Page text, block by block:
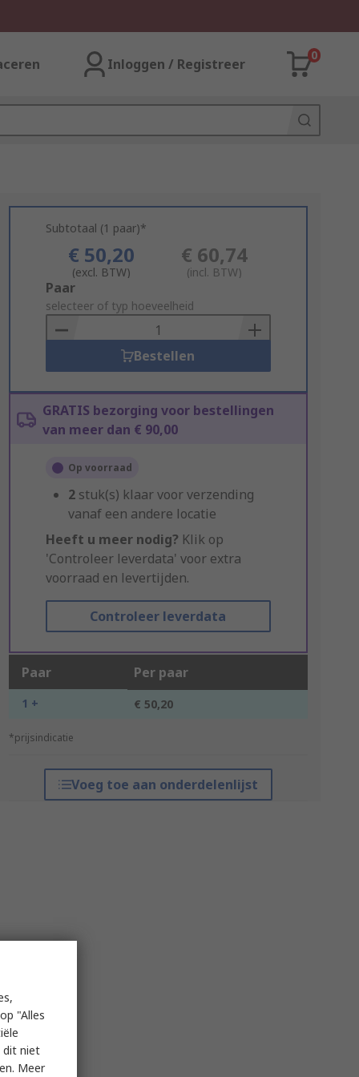
Inloggen / Registreer
0
Subtotaal (1 paar)*
€ 50,20
(excl. BTW)
€ 60,74
(incl. BTW)
Add
to
Basket
Paar
selecteer of typ hoeveelheid
Bestellen
GRATIS bezorging voor bestellingen
van meer dan € 90,00
Op voorraad
2 stuk(s) klaar voor verzending
vanaf een andere locatie
Heeft u meer nodig? Klik op
'Controleer leverdata' voor extra
voorraad en levertijden.
Controleer leverdata
Paar Per paar
1 + € 50,20
*prijsindicatie
Voeg toe aan onderdelenlijst
"Alles
dit niet
Meer